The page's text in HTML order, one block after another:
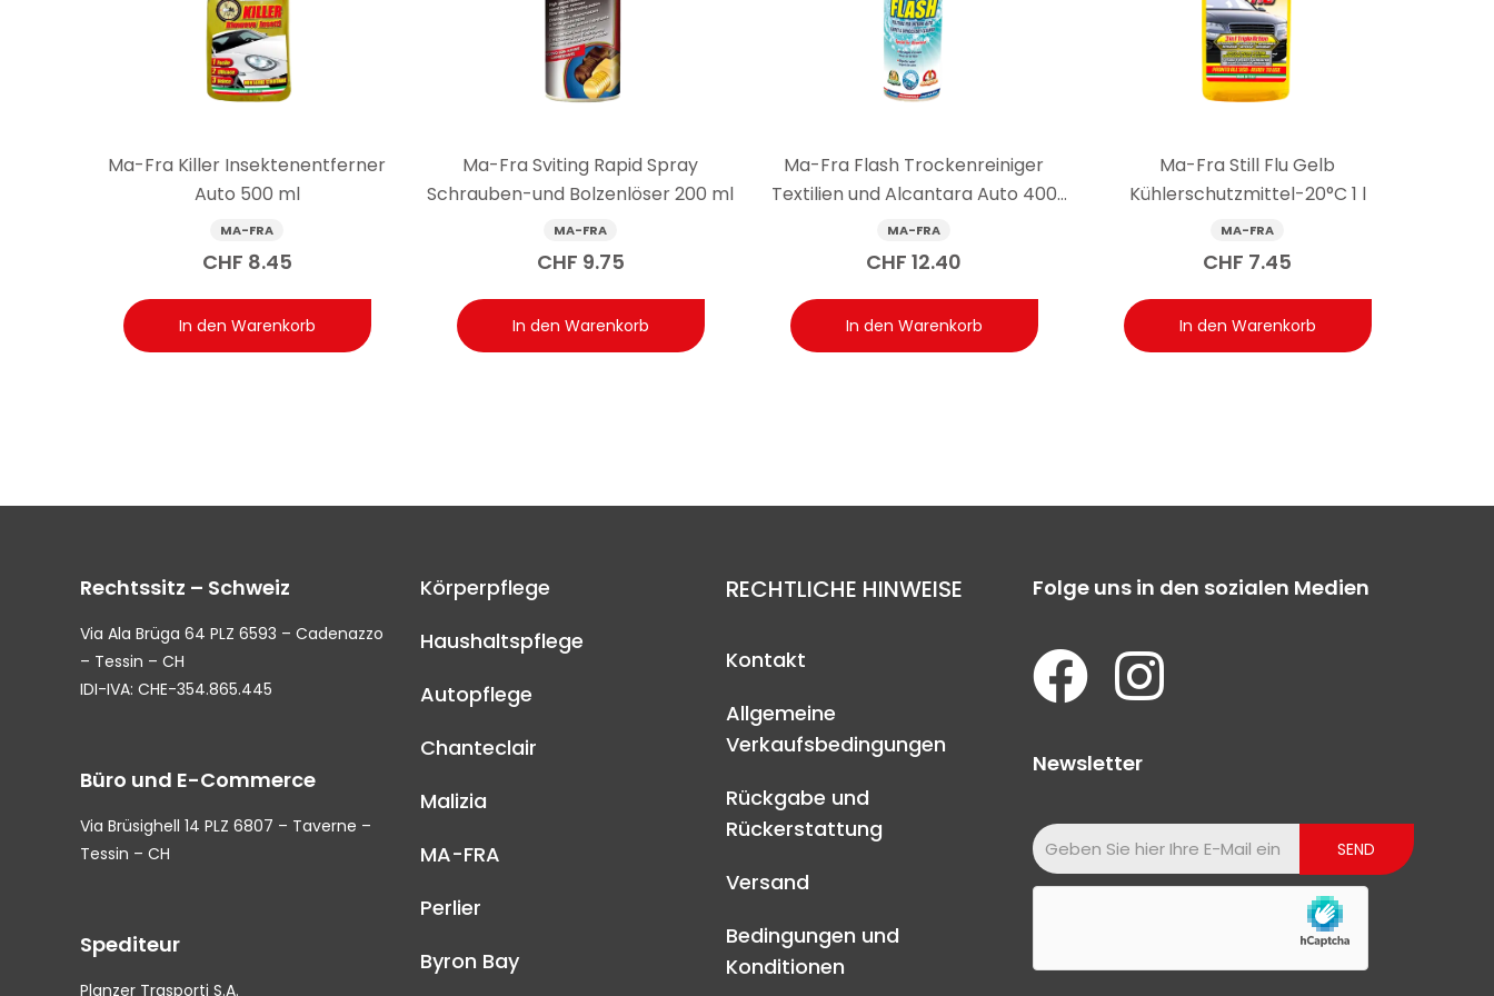
Arbeit auch in engen Bereichen.
Frage: Schützt das 3in1-Kunststoffpflegemittel vor UV-Strahlen und hilft es, Staub fernzuhalten?
Antwort: Das Trattamento 3in1 Plastiche wirkt als Anti-UVA-Barriere und hat einen antistatischen Effekt, der dazu beiträgt, die Oberflächen zu schützen und die
Ma-Fra Killer Insektenentferner
Auto 500 ml
MA-FRA
CHF 8.45
In den Warenkorb
Ma-Fra Sviting Rapid Spray
Schrauben-und Bolzenlöser 200 ml
MA-FRA
CHF 9.75
In den Warenkorb
Ma-Fra Flash Trockenreiniger
Textilien und Alcantara Auto 400
ml
MA-FRA
CHF 12.40
In den Warenkorb
Ma-Fra Still Flu Gelb
Kühlerschutzmittel-20°C 1 l
MA-FRA
CHF 7.45
In den Warenkorb
Rechtssitz – Schweiz
Via Ala Brüga 64 PLZ 6593 – Cadenazzo
– Tessin – CH
IDI-IVA: CHE-354.865.445
Büro und E-Commerce
Via Brüsighell 14 PLZ 6807 – Taverne –
Tessin – CH
Spediteur
Planzer Trasporti S.A.
Körperpflege
Haushaltspflege
Autopflege
Chanteclair
Malizia
MA-FRA
Perlier
Byron Bay
RECHTLICHE HINWEISE
Kontakt
Allgemeine
Verkaufsbedingungen
Rückgabe und
Rückerstattung
Versand
Bedingungen und
Konditionen
Folge uns in den sozialen Medien
Newsletter